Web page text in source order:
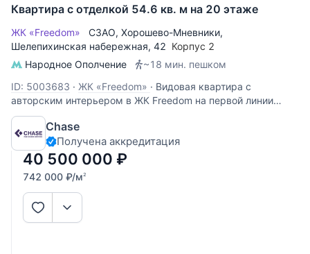
Квартира с отделкой 54.6 кв. м на 20 этаже
ЖК «Freedom» СЗАО, Хорошево-Мневники,
Шелепихинская набережная, 42 Корпус 2
Народное Ополчение
~18 мин. пешком
ID: 5003683 · ЖК «Freedom» · Видовая квартира с
авторским интерьером в ЖК Freedom на первой линии
Москвы-реки. Из окон открываются панорамные виды на
воду, набережную и впечатляющие закаты. Продуманная
планировка включает просторную кухню-гостиную с
островом, спальню с
Chase
Получена аккредитация
40 500 000 ₽
742 000 ₽/м2